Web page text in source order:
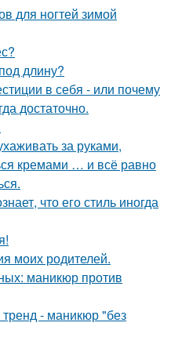
для ногтей зимой
длину?
в себя - или почему
достаточно.
за руками,
кремами … и всё равно
что его стиль иногда
моих родителей.
маникюр против
- маникюр "без